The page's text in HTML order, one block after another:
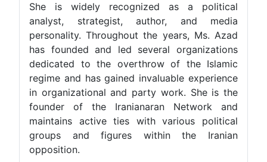
She is widely recognized as a political
analyst, strategist, author, and media
personality. Throughout the years, Ms. Azad
has founded and led several organizations
dedicated to the overthrow of the Islamic
regime and has gained invaluable experience
in organizational and party work. She is the
founder of the Iranianaran Network and
maintains active ties with various political
groups and figures within the Iranian
opposition.